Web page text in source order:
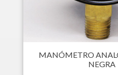
MANÓMETRO
NEGRA